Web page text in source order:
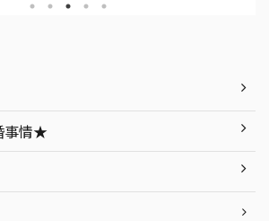
は、函館で神社挙式をしたい
おすすめ神社と結婚式会場
神社挙式におすすめの神社
式後の披露宴におすすめの結
NIPPONIA HOTEL 函館 港
館で神社挙式する時に気を
式
な
す
事情★